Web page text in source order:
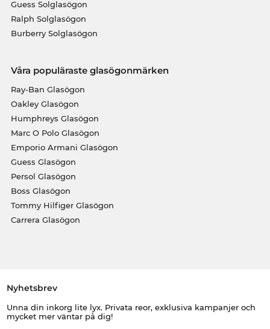
Guess Solglasögon
Ralph Solglasögon
Burberry Solglasögon
Våra populäraste glasögonmärken
Ray-Ban Glasögon
Oakley Glasögon
Humphreys Glasögon
Marc O Polo Glasögon
Emporio Armani Glasögon
Guess Glasögon
Persol Glasögon
Boss Glasögon
Tommy Hilfiger Glasögon
Carrera Glasögon
Nyhetsbrev
Unna din inkorg lite lyx. Privata reor, exklusiva kampanjer och
mycket mer väntar på dig!